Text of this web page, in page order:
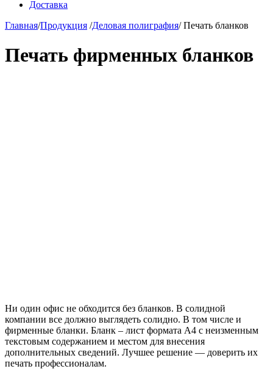
Доставка
Главная/Продукция /Деловая полиграфия/Печать бланков
Печать фирменных бланков
Ни один офис не обходится без бланков. В солидной
компании все должно выглядеть солидно. В том числе и
фирменные бланки. Бланк – лист формата А4 с неизменным
текстовым содержанием и местом для внесения
дополнительных сведений. Лучшее решение — доверить их
печать профессионалам.